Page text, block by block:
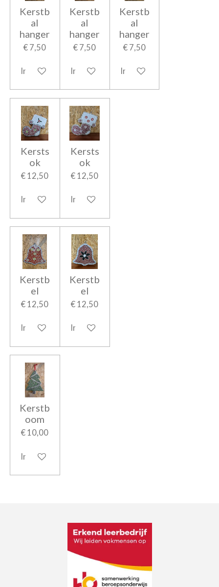
Kerstb
al
hanger
€ 7,50
In winkelwagen
Kerstb
al
hanger
€ 7,50
In winkelwagen
Kerstb
al
hanger
€ 7,50
In winkelwagen
Kersts
ok
€ 12,50
In winkelwagen
Kersts
ok
€ 12,50
In winkelwagen
Kerstb
el
€ 12,50
In winkelwagen
Kerstb
el
€ 12,50
In winkelwagen
Kerstb
oom
€ 10,00
In winkelwagen